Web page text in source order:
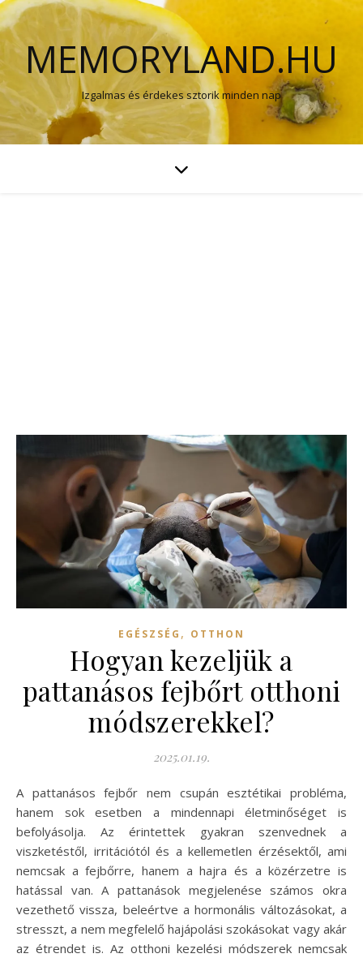
MEMORYLAND.HU
Izgalmas és érdekes sztorik minden nap
EGÉSZSÉG , OTTHON
Hogyan kezeljük a
pattanásos fejbőrt otthoni
módszerekkel?
2025.01.19.
A pattanásos fejbőr nem csupán esztétikai probléma,
hanem sok esetben a mindennapi életminőséget is
befolyásolja. Az érintettek gyakran szenvednek a
viszketéstől, irritációtól és a kellemetlen érzésektől, ami
nemcsak a fejbőrre, hanem a hajra és a közérzetre is
hatással van. A pattanások megjelenése számos okra
vezethető vissza, beleértve a hormonális változásokat, a
stresszt, a nem megfelelő hajápolási szokásokat vagy akár
az étrendet is. Az otthoni kezelési módszerek nemcsak